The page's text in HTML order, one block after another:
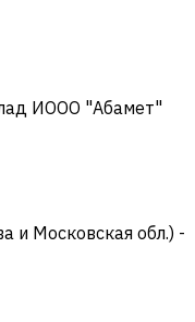
ИООО "Абамет"
и Московская обл.) -